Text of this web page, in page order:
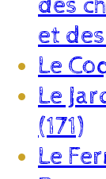
et
Le
Le
(171)
Le